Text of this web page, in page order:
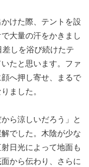
けた際、テントを設
大量の汗をかきまし
しを浴び続けたテ
たと思います。ファ
へ押し寄せ、まるで
ました。
ら涼しいだろう」と
でした。木陰が少な
日光によって地面も
から伝わり、さらに